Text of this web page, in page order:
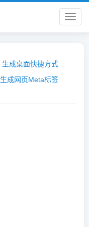
PC
箱
生成桌面快捷方式
生成网页Meta标签